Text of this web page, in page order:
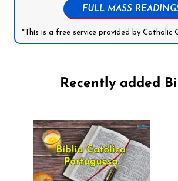
FULL MASS
*This is a free service provided by Catholic
Recently added